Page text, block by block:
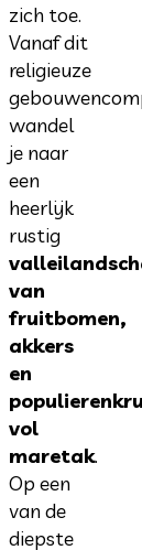
zich toe.
Vanaf dit
religieuze
wandel
je naar
een
heerlijk
rustig
van
fruitbomen,
akkers
en
vol
maretak.
Op een
van de
diepste